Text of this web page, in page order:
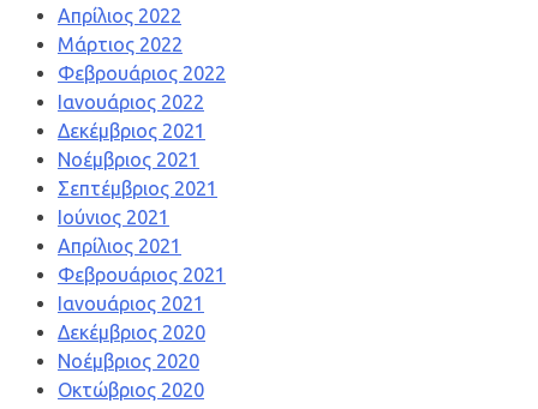
Απρίλιος 2022
Μάρτιος 2022
Φεβρουάριος 2022
Ιανουάριος 2022
Δεκέμβριος 2021
Νοέμβριος 2021
Σεπτέμβριος 2021
Ιούνιος 2021
Απρίλιος 2021
Φεβρουάριος 2021
Ιανουάριος 2021
Δεκέμβριος 2020
Νοέμβριος 2020
Οκτώβριος 2020